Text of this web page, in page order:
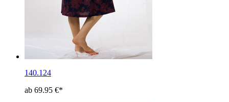
140.124
ab 69.95 €*